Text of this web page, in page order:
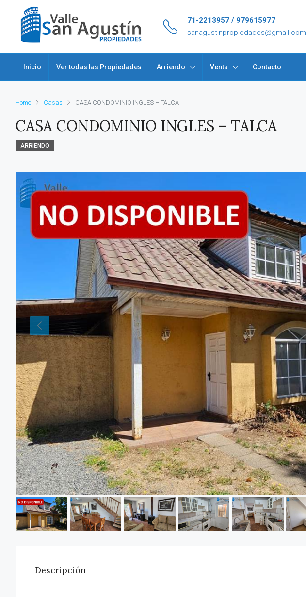
71-2213957 / 979615977
sanagustinpropiedades@gmail.com
Inicio Ver todas las Propiedades Arriendo Venta Contacto
Home Casas CASA CONDOMINIO INGLES – TALCA
CASA CONDOMINIO INGLES – TALCA
ARRIENDO
Descripción